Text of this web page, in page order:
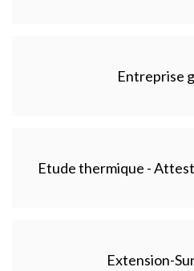
Entreprise
Etude thermique -
Extension-